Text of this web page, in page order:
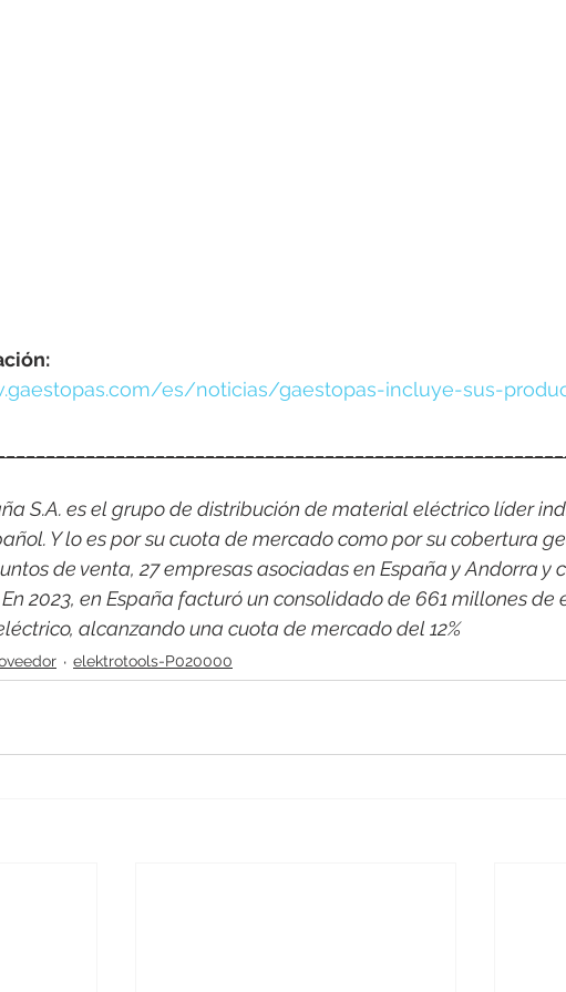
es/noticias/gaestopas-incluye-sus-
S.A. es el grupo de distribución de material eléctrico líder
Y lo es por su cuota de mercado como por su cobertura
de venta, 27 empresas asociadas en España y Andorra y
En 2023, en España facturó un consolidado de 661 millones de
alcanzando una cuota de mercado del 12%
elektrotools-P020000